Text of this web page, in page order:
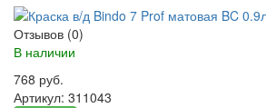
Отзывов (0)
В наличии
768 руб.
Артикул: 311043